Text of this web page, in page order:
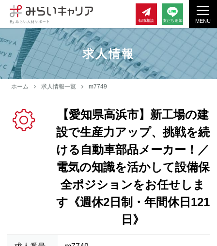
MENU
転職相談 友だち追加
求人情報
ホーム 求人情報一覧 m7749
【愛知県高浜市】新工場の建
設で生産力アップ、挑戦を続
ける自動車部品メーカー！／
電気の知識を活かして設備保
全ポジションをお任せしま
す《週休2日制・年間休日121
日》